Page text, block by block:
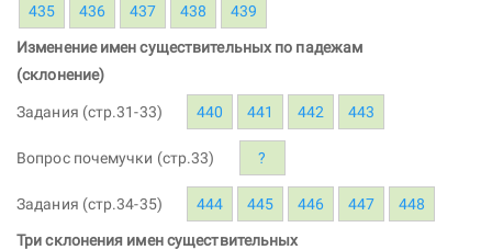
435 436 437 438 439
Изменение имен существительных по падежам
(склонение)
Задания (стр.31-33) 440 441 442 443
Вопрос почемучки (стр.33) ?
Задания (стр.34-35) 444 445 446 447 448
Три склонения имен существительных